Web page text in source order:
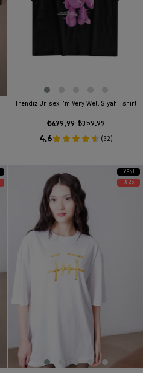
Trendiz Unisex I'm Very Well Siyah Tshirt
₺359,99
₺479,99
4.6 (32)
YENI
ÜRÜN
%25